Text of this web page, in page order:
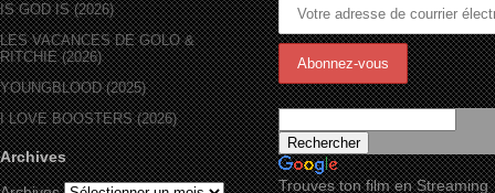
IS GOD IS (2026)
LES VACANCES DE GOLO &
RITCHIE (2026)
YOUNGBLOOD (2025)
I LOVE BOOSTERS (2026)
Archives
Trouves ton film en Streaming